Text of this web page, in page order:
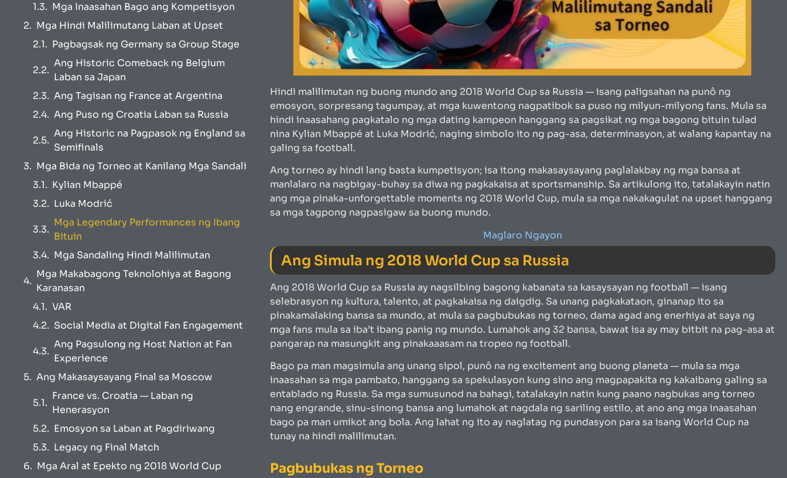
Mga Inaasahan Bago ang Kompetisyon
Mga Hindi Malilimutang Laban at Upset
Pagbagsak ng Germany sa Group Stage
Ang Historic Comeback ng Belgium
Laban sa Japan
Ang Tagisan ng France at Argentina
Ang Puso ng Croatia Laban sa Russia
Ang Historic na Pagpasok ng England sa
Semifinals
Mga Bida ng Torneo at Kanilang Mga Sandali
Kylian Mbappé
Luka Modrić
Mga Legendary Performances ng Ibang
Bituin
Mga Sandaling Hindi Malilimutan
Mga Makabagong Teknolohiya at Bagong
Karanasan
VAR
Social Media at Digital Fan Engagement
Ang Pagsulong ng Host Nation at Fan
Experience
Ang Makasaysayang Final sa Moscow
France vs. Croatia — Laban ng
Henerasyon
Emosyon sa Laban at Pagdiriwang
Legacy ng Final Match
Mga Aral at Epekto ng 2018 World Cup
Hindi malilimutan ng buong mundo ang 2018 World Cup sa Russia — isang paligsahan na punô ng
emosyon, sorpresang tagumpay, at mga kuwentong nagpatibok sa puso ng milyun-milyong fans. Mula sa
hindi inaasahang pagkatalo ng mga dating kampeon hanggang sa pagsikat ng mga bagong bituin tulad
nina Kylian Mbappé at Luka Modrić, naging simbolo ito ng pag-asa, determinasyon, at walang kapantay na
galing sa football.
Ang torneo ay hindi lang basta kumpetisyon; isa itong makasaysayang paglalakbay ng mga bansa at
manlalaro na nagbigay-buhay sa diwa ng pagkakaisa at sportsmanship. Sa artikulong ito, tatalakayin natin
ang mga pinaka-unforgettable moments ng 2018 World Cup, mula sa mga nakakagulat na upset hanggang
sa mga tagpong nagpasigaw sa buong mundo.
Maglaro Ngayon
Ang Simula ng 2018 World Cup sa Russia
Ang 2018 World Cup sa Russia ay nagsilbing bagong kabanata sa kasaysayan ng football — isang
selebrasyon ng kultura, talento, at pagkakaisa ng daigdig. Sa unang pagkakataon, ginanap ito sa
pinakamalaking bansa sa mundo, at mula sa pagbubukas ng torneo, dama agad ang enerhiya at saya ng
mga fans mula sa iba’t ibang panig ng mundo. Lumahok ang 32 bansa, bawat isa ay may bitbit na pag-asa at
pangarap na masungkit ang pinakaaasam na tropeo ng football.
Bago pa man magsimula ang unang sipol, punô na ng excitement ang buong planeta — mula sa mga
inaasahan sa mga pambato, hanggang sa spekulasyon kung sino ang magpapakita ng kakaibang galing sa
entablado ng Russia. Sa mga sumusunod na bahagi, tatalakayin natin kung paano nagbukas ang torneo
nang engrande, sinu-sinong bansa ang lumahok at nagdala ng sariling estilo, at ano ang mga inaasahan
bago pa man umikot ang bola. Ang lahat ng ito ay naglatag ng pundasyon para sa isang World Cup na
tunay na hindi malilimutan.
Pagbubukas ng Torneo